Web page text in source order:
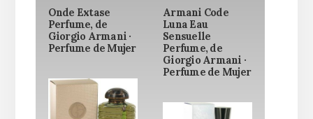
Onde Extase
Perfume, de
Giorgio Armani ·
Perfume de Mujer
Armani Code
Luna Eau
Sensuelle
Perfume, de
Giorgio Armani ·
Perfume de Mujer